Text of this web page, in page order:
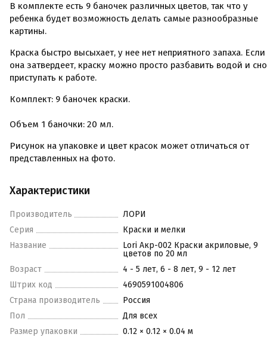
В комплекте есть 9 баночек различных цветов, так что у
ребенка будет возможность делать самые разнообразные
картины.
Краска быстро высыхает, у нее нет неприятного запаха. Если
она затвердеет, краску можно просто разбавить водой и
приступать к работе.
Комплект: 9 баночек краски.
Объем 1 баночки: 20 мл.
Рисунок на упаковке и цвет красок может отличаться от
представленных на фото.
Характеристики
Производитель
ЛОРИ
Серия
Краски и мелки
Название
Lori Акр-002 Краски акриловые, 9
цветов по 20 мл
Возраст
4 - 5 лет, 6 - 8 лет, 9 - 12 лет
Штрих код
4690591004806
Страна производитель
Россия
Пол
Для всех
Размер упаковки
0.12 × 0.12 × 0.04 м